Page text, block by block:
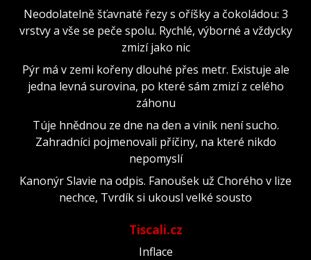
Neodolatelně šťavnaté řezy s oříšky a čokoládou: 3
vrstvy a vše se peče spolu. Rychlé, výborné a vždycky
zmizí jako nic
Pýr má v zemi kořeny dlouhé přes metr. Existuje ale
jedna levná surovina, po které sám zmizí z celého
záhonu
Túje hnědnou ze dne na den a viník není sucho.
Zahradníci pojmenovali příčiny, na které nikdo
nepomyslí
Kanonýr Slavie na odpis. Fanoušek už Chorého v lize
nechce, Tvrdík si ukousl velké sousto
Tiscali.cz
Inflace